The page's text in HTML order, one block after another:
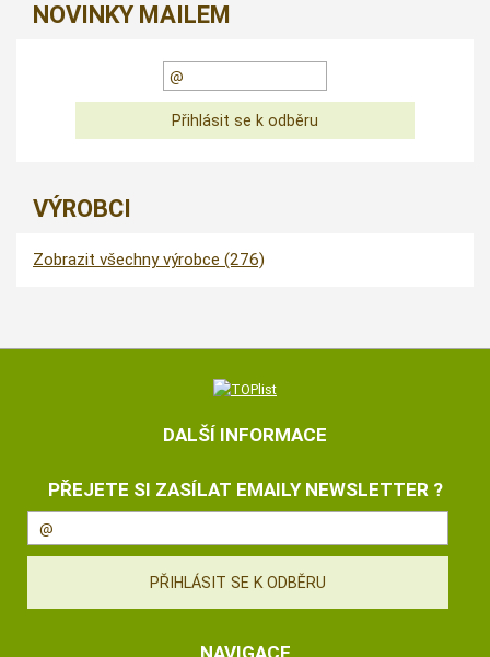
NOVINKY MAILEM
VÝROBCI
Zobrazit všechny výrobce (276)
DALŠÍ INFORMACE
PŘEJETE SI ZASÍLAT EMAILY NEWSLETTER ?